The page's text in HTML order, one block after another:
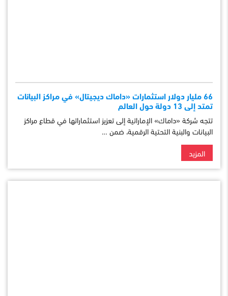
66 مليار دولار استثمارات «داماك ديجيتال» في مراكز البيانات
تمتد إلى 13 دولة حول العالم
تتجه شركة «داماك» الإماراتية إلى تعزيز استثماراتها في قطاع مراكز
البيانات والبنية التحتية الرقمية، ضمن …
المزيد